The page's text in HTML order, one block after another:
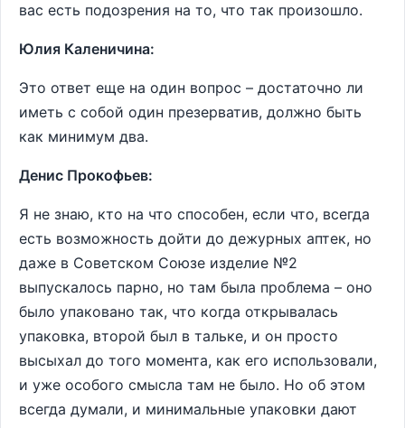
вас есть подозрения на то, что так произошло.
Юлия Каленичина:
Это ответ еще на один вопрос – достаточно ли
иметь с собой один презерватив, должно быть
как минимум два.
Денис Прокофьев:
Я не знаю, кто на что способен, если что, всегда
есть возможность дойти до дежурных аптек, но
даже в Советском Союзе изделие №2
выпускалось парно, но там была проблема – оно
было упаковано так, что когда открывалась
упаковка, второй был в тальке, и он просто
высыхал до того момента, как его использовали,
и уже особого смысла там не было. Но об этом
всегда думали, и минимальные упаковки дают